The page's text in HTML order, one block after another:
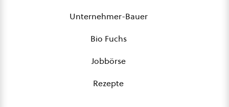
Unternehmer-Bauer
Bio Fuchs
Jobbörse
Rezepte